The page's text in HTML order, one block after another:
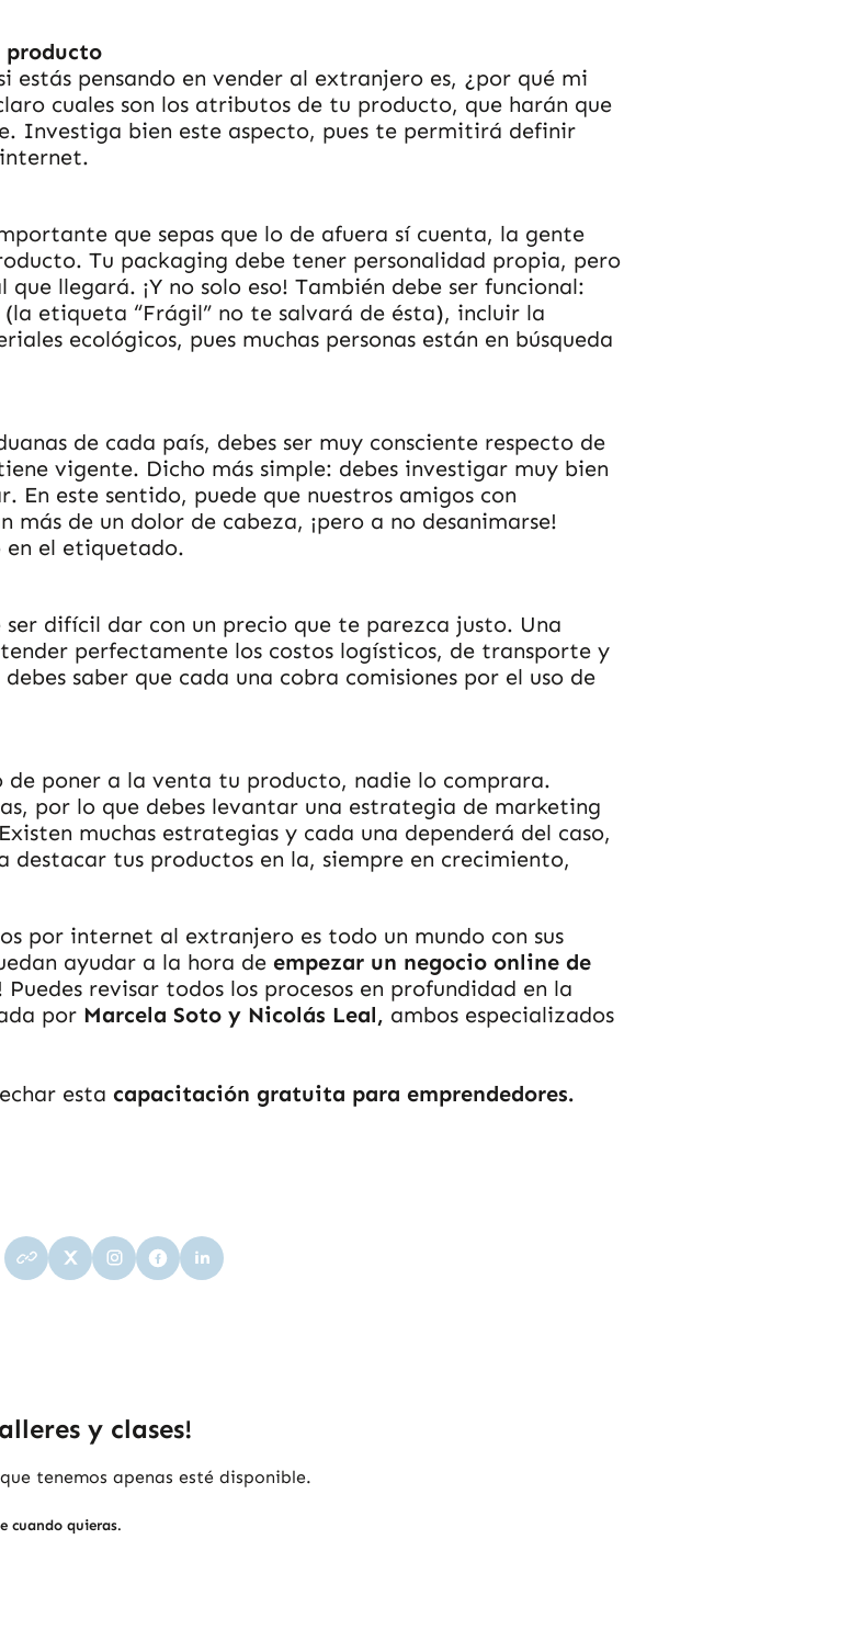
producto
estás pensando en vender al extranjero es, ¿por qué mi
cuales son los atributos de tu producto, que harán que
Investiga bien este aspecto, pues te permitirá definir
que sepas que lo de afuera sí cuenta, la gente
Tu packaging debe tener personalidad propia, pero
llegará. ¡Y no solo eso! También debe ser funcional:
etiqueta “Frágil” no te salvará de ésta), incluir la
ecológicos, pues muchas personas están en búsqueda
de cada país, debes ser muy consciente respecto de
vigente. Dicho más simple: debes investigar muy bien
En este sentido, puede que nuestros amigos con
de un dolor de cabeza, ¡pero a no desanimarse!
en el etiquetado.
difícil dar con un precio que te parezca justo. Una
perfectamente los costos logísticos, de transporte y
saber que cada una cobra comisiones por el uso de
poner a la venta tu producto, nadie lo comprara.
por lo que debes levantar una estrategia de marketing
muchas estrategias y cada una dependerá del caso,
tus productos en la, siempre en crecimiento,
por internet al extranjero es todo un mundo con sus
ayudar a la hora de empezar un negocio online de
revisar todos los procesos en profundidad en la
por Marcela Soto y Nicolás Leal, ambos especializados
esta capacitación gratuita para emprendedores.
y clases!
tenemos apenas esté disponible.
cuando quieras.